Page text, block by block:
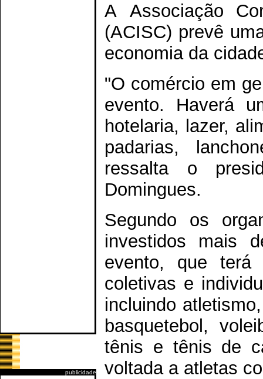
publicidade
A Associação
(ACISC) prevê
economia da
"O comércio em
evento. Haverá
hotelaria, lazer,
padarias,
ressalta o
Domingues.
Segundo os
investidos mais
evento, que terá
coletivas e
incluindo
basquetebol,
tênis e tênis de
voltada a atletas